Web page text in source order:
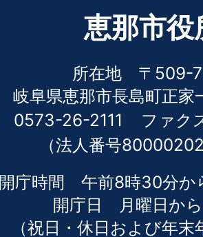
恵那市役
所在地 〒509-
岐阜県恵那市長島町正家
0573-26-2111
ファ
（法人番号
開庁時間 午前8時30分か
開庁日 月曜日か
（祝日・休日および年